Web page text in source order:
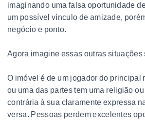
imaginando uma falsa oportunidade
um possível vínculo de amizade,
negócio e ponto.
Agora imagine essas outras situações
O imóvel é de um jogador do principal
ou uma das partes tem uma religião
contrária à sua claramente expressa
versa. Pessoas perdem excelentes